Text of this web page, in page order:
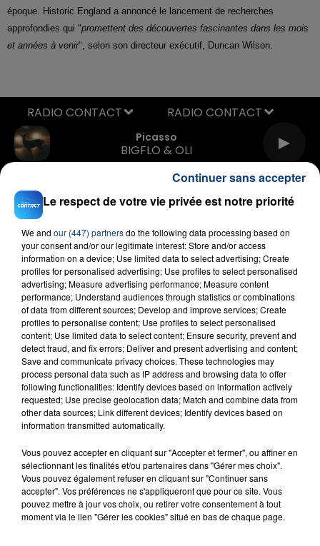
époque. Historic England a annoncé le lancement de recherches
approfondies qui "promettent des découvertes fascinantes dans les mois
et années à venir", selon son directeur exécutif, Duncan Wilson.
Picasso
BIGFLO & OLI
RADIO CONTACT
FIL D'ACTU
23 juillet 2026
INCENDIE MORTEL À LENS : UNE FEMME ET
SON BÉBÉ ENTRE LA VIE ET LA...
Un homme s'est immolé par le feu après avoir
aspergé sa compagne et leur bébé de trois mois
d'un liquide inflammable.
Le respect de votre vie privée est notre priorité
We and our (447) partnersdo the following data processing based on
your consent and/or our legitimate interest: Store and/or access
information on a device; Use limited data to select advertising; Create
profiles for personalised advertising; Use profiles to select personalised
advertising; Measure advertising performance; Measure content
performance; Understand audiences through statistics or combinations
of data from different sources; Develop and improve services; Create
profiles to personalise content; Use profiles to select personalised
content; Use limited data to select content; Ensure security, prevent and
detect fraud, and fix errors; Deliver and present advertising and content;
Save and communicate privacy choices. These technologies may
process personal data such as IP address and browsing data to offer
following functionalities: Identify devices based on information actively
requested; Use precise geolocation data; Match and combine data from
other data sources; Link different devices; Identify devices based on
information transmitted automatically.
Vous pouvez accepter en cliquant sur "Accepter et fermer", ou affiner en
sélectionnant les finalités et/ou partenaires dans "Gérer mes choix".
Vous pouvez également refuser en cliquant sur "Continuer sans
accepter". Vos préférences ne s'appliqueront que pour ce site. Vous
pouvez mettre à jour vos choix, ou retirer votre consentement à tout
moment via le lien "Gérer les cookies" situé en bas de chaque page.
Continuer sans accepter